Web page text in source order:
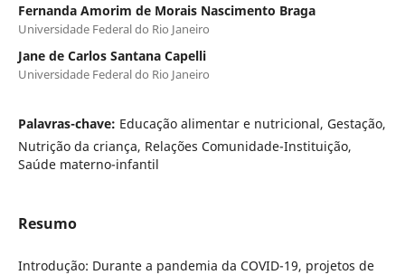
Fernanda Amorim de Morais Nascimento Braga
Universidade Federal do Rio Janeiro
Jane de Carlos Santana Capelli
Universidade Federal do Rio Janeiro
Palavras-chave: Educação alimentar e nutricional, Gestação,
Nutrição da criança, Relações Comunidade-Instituição,
Saúde materno-infantil
Resumo
Introdução: Durante a pandemia da COVID-19, projetos de